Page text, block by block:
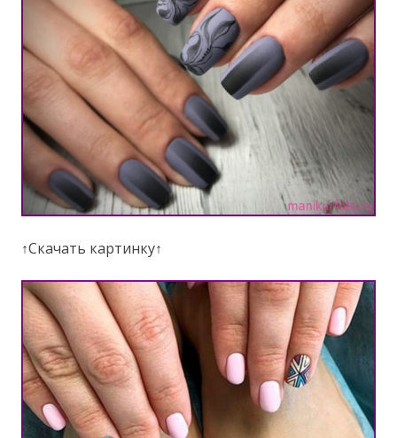
↑Скачать картинку↑